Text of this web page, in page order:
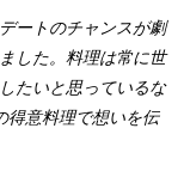
ートのチャンスが劇
した。料理は常に世
たいと思っているな
得意料理で想いを伝